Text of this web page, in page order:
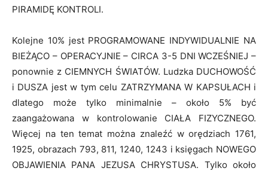
PIRAMIDĘ KONTROLI.
Kolejne 10% jest PROGRAMOWANE INDYWIDUALNIE NA
BIEŻĄCO – OPERACYJNIE – CIRCA 3-5 DNI WCZEŚNIEJ –
ponownie z CIEMNYCH ŚWIATÓW. Ludzka DUCHOWOŚĆ
i DUSZA jest w tym celu ZATRZYMANA W KAPSUŁACH i
dlatego może tylko minimalnie – około 5% być
zaangażowana w kontrolowanie CIAŁA FIZYCZNEGO.
Więcej na ten temat można znaleźć w orędziach 1761,
1925, obrazach 793, 811, 1240, 1243 i księgach NOWEGO
OBJAWIENIA PANA JEZUSA CHRYSTUSA. Tylko około